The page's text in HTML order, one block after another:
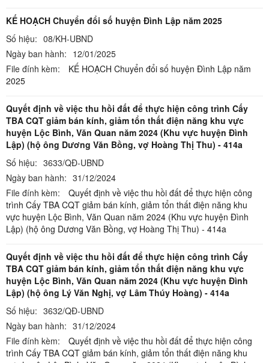
KẾ HOẠCH Chuyển đổi số huyện Đình Lập năm 2025
Số hiệu: 08/KH-UBND
Ngày ban hành: 12/01/2025
File đính kèm:
KẾ HOẠCH Chuyển đổi số huyện Đình Lập năm
2025
Quyết định về việc thu hồi đất để thực hiện công trình Cấy
TBA CQT giảm bán kính, giảm tổn thất điện năng khu vực
huyện Lộc Bình, Văn Quan năm 2024 (Khu vực huyện Đình
Lập) (hộ ông Dương Văn Bồng, vợ Hoàng Thị Thu) - 414a
Số hiệu: 3633/QĐ-UBND
Ngày ban hành: 31/12/2024
File đính kèm:
Quyết định về việc thu hồi đất để thực hiện công
trình Cấy TBA CQT giảm bán kính, giảm tổn thất điện năng khu
vực huyện Lộc Bình, Văn Quan năm 2024 (Khu vực huyện Đình
Lập) (hộ ông Dương Văn Bồng, vợ Hoàng Thị Thu) - 414a
Quyết định về việc thu hồi đất để thực hiện công trình Cấy
TBA CQT giảm bán kính, giảm tổn thất điện năng khu vực
huyện Lộc Bình, Văn Quan năm 2024 (Khu vực huyện Đình
Lập) (hộ ông Lý Văn Nghị, vợ Lâm Thúy Hoàng) - 414a
Số hiệu: 3632/QĐ-UBND
Ngày ban hành: 31/12/2024
File đính kèm:
Quyết định về việc thu hồi đất để thực hiện công
trình Cấy TBA CQT giảm bán kính, giảm tổn thất điện năng khu